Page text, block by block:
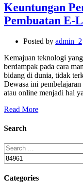
Keuntungan
Pembuatan E-
Posted by admin_2
Kemajuan teknologi
berdampak pada cara
bidang di dunia, tidak
Dewasa ini pembelajaran
atau online menjadi hal
Read More
Search
Search
for:
Categories